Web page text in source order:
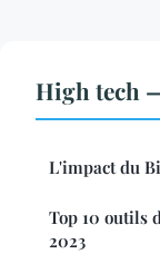
High tech
L'impact du
Top 10 outils
2023